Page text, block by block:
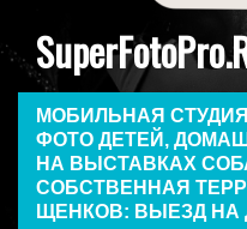
МОБИЛЬНАЯ
ФОТО ДЕТЕЙ,
НА ВЫСТАВКАХ
СОБСТВЕННАЯ
ЩЕНКОВ: ВЫЕЗД НА